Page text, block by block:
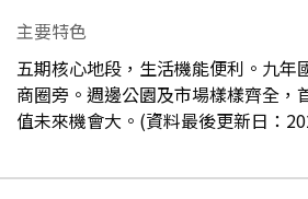
主要特色
五期核心地段，生活機能便利。九年
商圈旁。週邊公園及市場樣樣齊全，
值未來機會大。(資料最後更新日：